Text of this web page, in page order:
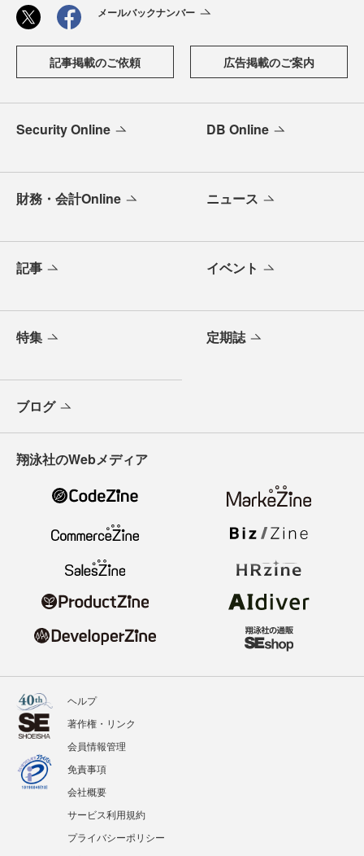
メールバックナンバー
記事掲載のご依頼 広告掲載のご案内
Security Online DB Online
財務・会計Online ニュース
記事 イベント
特集 定期誌
ブログ
翔泳社のWebメディア
ヘルプ
著作権・リンク
会員情報管理
免責事項
会社概要
サービス利用規約
プライバシーポリシー